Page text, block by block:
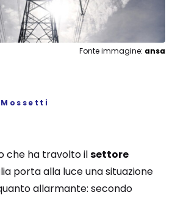
Fonte immagine: ansa
che ha travolto ilsettore
porta alla luce una situazione
allarmante: secondo